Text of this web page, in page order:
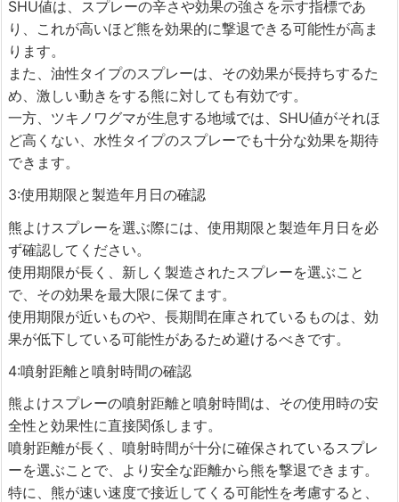
SHU値は、スプレーの辛さや効果の強さを示す指標であ
り、これが高いほど熊を効果的に撃退できる可能性が高ま
ります。
また、油性タイプのスプレーは、その効果が長持ちするた
め、激しい動きをする熊に対しても有効です。
一方、ツキノワグマが生息する地域では、SHU値がそれほ
ど高くない、水性タイプのスプレーでも十分な効果を期待
できます。
3:使用期限と製造年月日の確認
熊よけスプレーを選ぶ際には、使用期限と製造年月日を必
ず確認してください。
使用期限が長く、新しく製造されたスプレーを選ぶこと
で、その効果を最大限に保てます。
使用期限が近いものや、長期間在庫されているものは、効
果が低下している可能性があるため避けるべきです。
4:噴射距離と噴射時間の確認
熊よけスプレーの噴射距離と噴射時間は、その使用時の安
全性と効果性に直接関係します。
噴射距離が長く、噴射時間が十分に確保されているスプレ
ーを選ぶことで、より安全な距離から熊を撃退できます。
特に、熊が速い速度で接近してくる可能性を考慮すると、